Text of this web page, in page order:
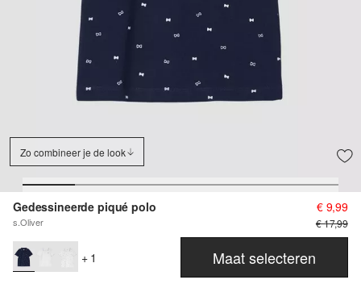
Zo combineer je de look
Gedessineerde piqué polo
s.Oliver
€ 9,99
€ 17,99
+ 1 Maat selecteren